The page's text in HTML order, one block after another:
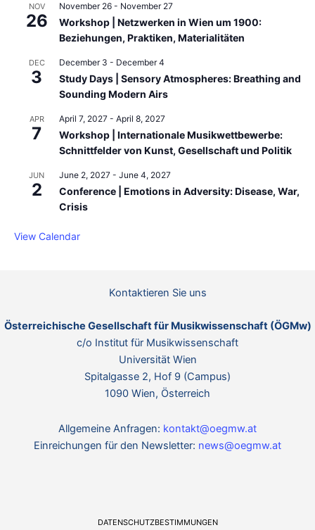
NOV
26
November 26 - November 27
Workshop | Netzwerken in Wien um 1900:
Beziehungen, Praktiken, Materialitäten
DEC
3
December 3 - December 4
Study Days | Sensory Atmospheres: Breathing and
Sounding Modern Airs
APR
7
April 7, 2027 - April 8, 2027
Workshop | Internationale Musikwettbewerbe:
Schnittfelder von Kunst, Gesellschaft und Politik
JUN
2
June 2, 2027 - June 4, 2027
Conference | Emotions in Adversity: Disease, War,
Crisis
View Calendar
Kontaktieren Sie uns
Österreichische Gesellschaft für Musikwissenschaft (ÖGMw)
c/o Institut für Musikwissenschaft
Universität Wien
Spitalgasse 2, Hof 9 (Campus)
1090 Wien, Österreich
Allgemeine Anfragen: kontakt@oegmw.at
Einreichungen für den Newsletter: news@oegmw.at
DATENSCHUTZBESTIMMUNGEN